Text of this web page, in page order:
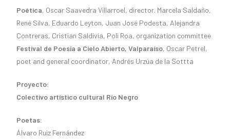
Poética, Oscar Saavedra Villarroel, director. Marcela Saldaño,
René Silva, Eduardo Leyton, Juan José Podesta, Alejandra
Contreras, Cristian Saldivia, Poli Roa, organization committee
Festival de Poesía a Cielo Abierto, Valparaíso, Oscar Petrel,
poet and general coordinator, Andrés Urzúa de la Sottta
Proyecto:
Colectivo artístico cultural Río Negro
Poetas:
Álvaro Ruiz Fernández